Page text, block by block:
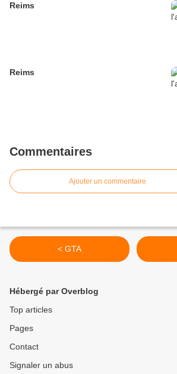
Reims
Reims
Commentaires
Ajouter un commentaire
< GTA
Hébergé par Overblog
Top articles
Pages
Contact
Signaler un abus